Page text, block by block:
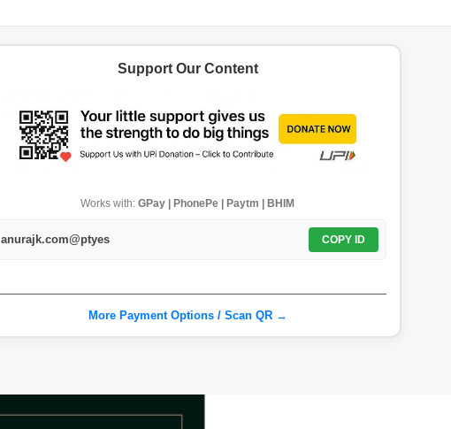
Support Our Content
Works with:GPay | PhonePe | Paytm | BHIM
anurajk.com@ptyes COPY ID
More Payment Options / Scan QR →